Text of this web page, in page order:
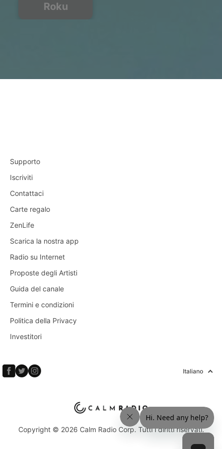
Roku
Supporto
Iscriviti
Contattaci
Carte regalo
ZenLife
Scarica la nostra app
Radio su Internet
Proposte degli Artisti
Guida del canale
Termini e condizioni
Politica della Privacy
Investitori
Italiano
Copyright © 2026 Calm Radio Corp. Tutti i diritti riservati.